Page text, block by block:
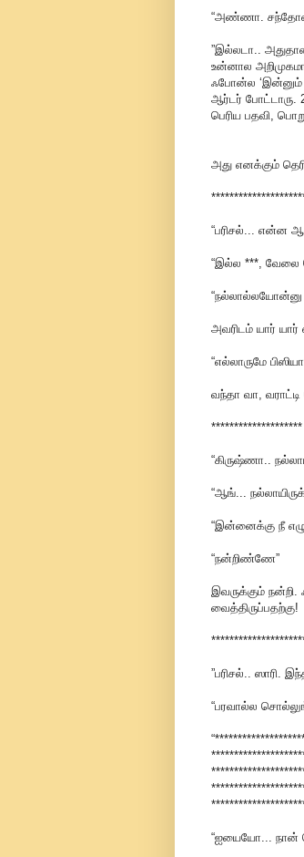
“அண்ணா.
”இல்லடா..
உன்னால
ஃபோன்ல ‘இன்னும்
ஆர்டர்
பெரிய பதவி,
அது எனக்கும்
“பரிசல்... என்ன
“இல்ல ***, வேலை
அவரிடம் யார் யார்
“எல்லாருமே
வந்தா வா,
********************
“கிருஷ்ணா..
“ஆங்...
“இன்னைக்கு நீ
“நன்றிண்ணே”
இவருக்கும்
வைத்திருப்பதற்கு!
”பரிசல்.. ஸாரி.
“பரவால்ல
“ஐயையோ... நான்